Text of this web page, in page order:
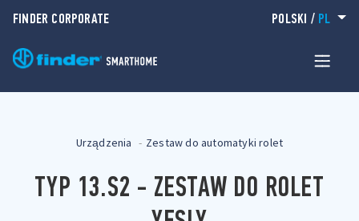
FINDER CORPORATE POLSKI / PL
Urządzenia Zestaw do automatyki rolet
TYP 13.S2 - ZESTAW DO ROLET